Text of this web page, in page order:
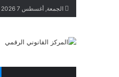
الجمعة, أغسطس 7 2026